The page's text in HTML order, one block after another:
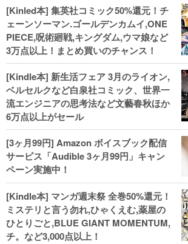
[Kinled本] 集英社コミック50%還元！チ
ェーンソーマン.ゴールデンカムイ,ONE
PIECE,呪術廻戦,キングダム,ウマ娘など
3万点以上！まとめ買いのチャンス！
[Kindle本] 新生活フェア 3月のライオン,
ベルセルクなど白泉社コミック、世界一
流エンジニアの思考法など文藝春秋ほか
6万点以上がセール
[3ヶ月99円] Amazon ボイスブック配信
サービス「Audible 3ヶ月99円」キャン
ペーン実施中！
[Kindle本] マンガ週末祭 全巻50%還元！
ミステリと言う勿れ,ひゃくえむ,薬屋の
ひとりごと,BLUE GIANT MOMENTUM,
チ。など3,000点以上！